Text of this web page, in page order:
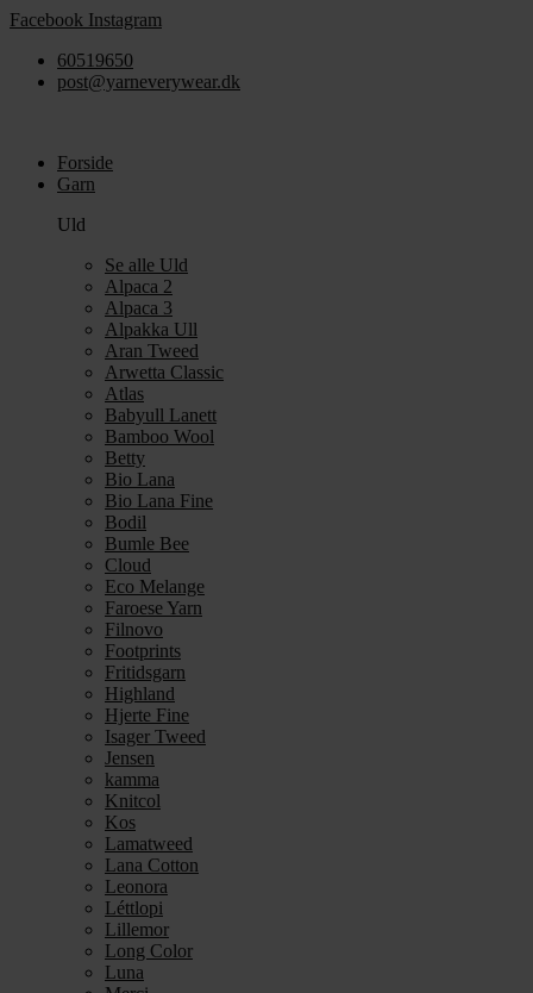
Videre
indhold
Facebook Instagram
60519650
post@yarneverywear.dk
Forside
Garn
Uld
Se alle Uld
Alpaca 2
Alpaca 3
Alpakka Ull
Aran Tweed
Arwetta Classic
Atlas
Babyull Lanett
Bamboo Wool
Betty
Bio Lana
Bio Lana Fine
Bodil
Bumle Bee
Cloud
Eco Melange
Faroese Yarn
Filnovo
Footprints
Fritidsgarn
Highland
Hjerte Fine
Isager Tweed
Jensen
kamma
Knitcol
Kos
Lamatweed
Lana Cotton
Leonora
Léttlopi
Lillemor
Long Color
Luna